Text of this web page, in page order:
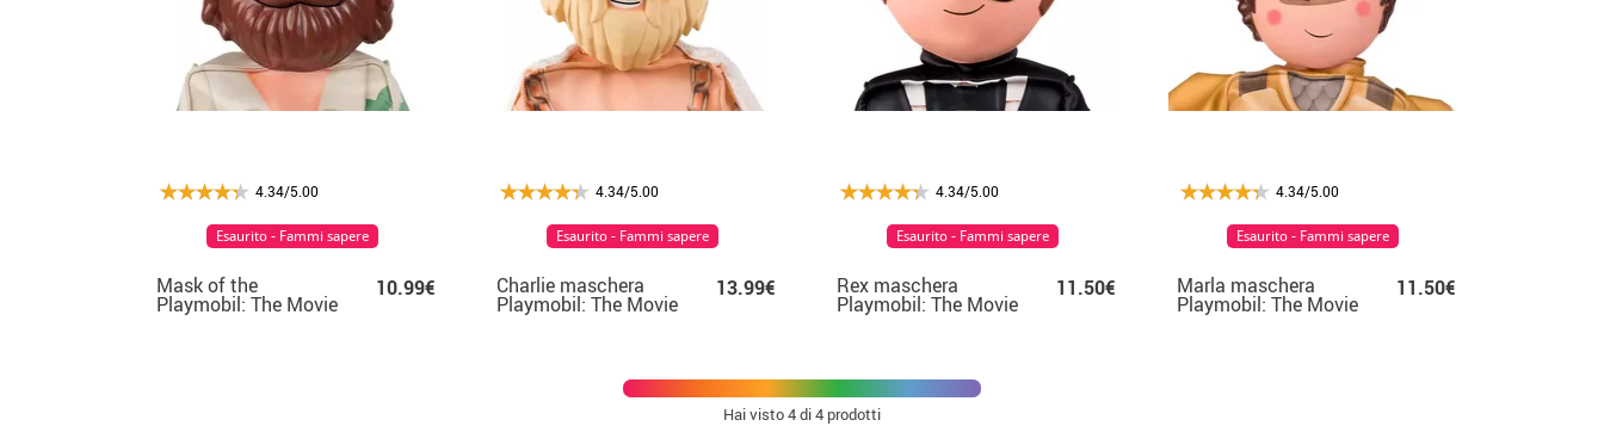
4.34/5.00
Mask of the
Playmobil: The Movie
10.99€
Esaurito - Fammi sapere
4.34/5.00
Charlie maschera
Playmobil: The Movie
13.99€
Esaurito - Fammi sapere
4.34/5.00
Rex maschera
Playmobil: The Movie
11.50€
Esaurito - Fammi sapere
4.34/5.00
Marla maschera
Playmobil: The Movie
11.50€
Esaurito - Fammi sapere
Hai visto4di 4 prodotti